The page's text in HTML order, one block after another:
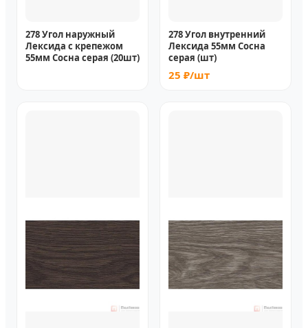
278 Угол наружный
Лексида с крепежом
55мм Сосна серая (20шт)
278 Угол внутренний
Лексида 55мм Сосна
серая (шт)
25 ₽/шт